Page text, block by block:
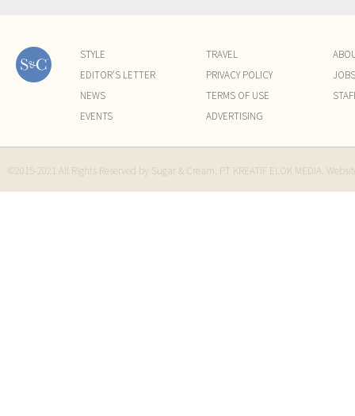
STYLE
EDITOR'S LETTER
NEWS
EVENTS
TRAVEL
PRIVACY POLICY
TERMS OF USE
ADVERTISING
JOBS
©2015-2021 All Rights Reserved by Sugar & Cream. PT KREATIF ELOK MEDIA.